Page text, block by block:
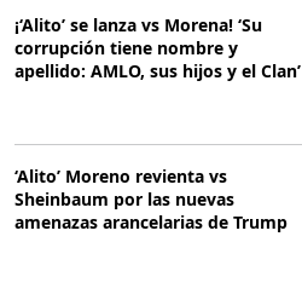
¡‘Alito’ se lanza vs Morena! ‘Su
corrupción tiene nombre y
apellido: AMLO, sus hijos y el Clan’
‘Alito’ Moreno revienta vs
Sheinbaum por las nuevas
amenazas arancelarias de Trump